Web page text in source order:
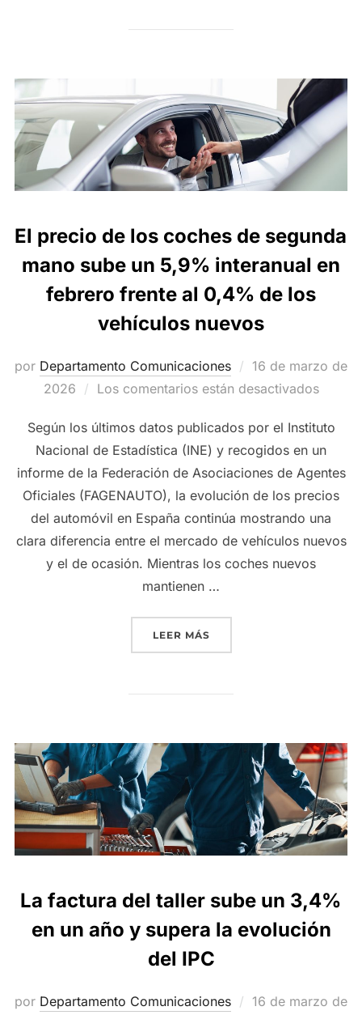
El precio de los coches de segunda
mano sube un 5,9% interanual en
febrero frente al 0,4% de los
vehículos nuevos
por Departamento Comunicaciones
Publicado
el
16 de marzo de
2026
Los comentarios están desactivados
Según los últimos datos publicados por el Instituto
Nacional de Estadística (INE) y recogidos en un
informe de la Federación de Asociaciones de Agentes
Oficiales (FAGENAUTO), la evolución de los precios
del automóvil en España continúa mostrando una
clara diferencia entre el mercado de vehículos nuevos
y el de ocasión. Mientras los coches nuevos
mantienen …
LEER MÁS«EL PRECIO DE LOS
La factura del taller sube un 3,4%
en un año y supera la evolución
del IPC
por Departamento Comunicaciones Publicado
16 de marzo de